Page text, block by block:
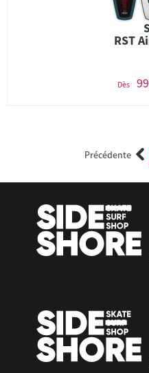
RST
Dès
Précédente